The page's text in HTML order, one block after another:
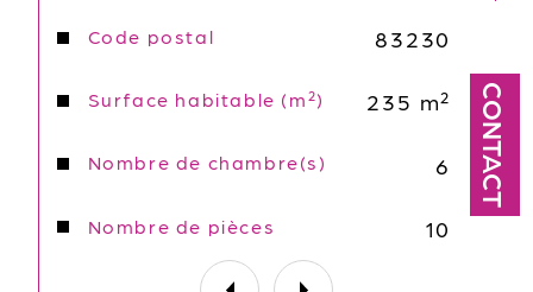
CONTACT
Caractéristiques Valeurs
Code postal 83230
Surface habitable (m²) 235 m²
Nombre de chambre(s) 6
Nombre de pièces 10